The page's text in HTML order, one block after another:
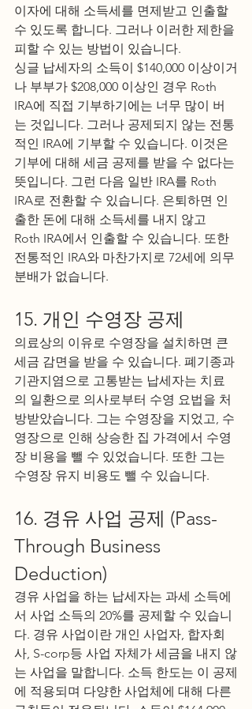
이자에 대해 소득세를 면제받고 인출할
수 있도록 합니다. 그러나 이러한 제한을
피할 수 있는 방법이 있습니다.
싱글 납세자의 소득이 $140,000 이상이거
나 부부가 $208,000 이상인 경우 Roth
IRA에 직접 기부하기에는 너무 많이 버
는 것입니다. 그러나 공제되지 않는 전통
적인 IRA에 기부할 수 있습니다. 이것은
기부에 대해 세금 공제를 받을 수 없다는
뜻입니다. 그런 다음 일반 IRA를 Roth
IRA로 전환할 수 있습니다. 은퇴하면 인
출한 돈에 대해 소득세를 내지 않고
Roth IRA에서 인출할 수 있습니다. 또한
전통적인 IRA와 마찬가지로 72세에 의무
분배가 없습니다.
15. 개인 수영장 공제
의료상의 이유로 수영장을 설치하면 큰
세금 감면을 받을 수 있습니다. 폐기종과
기관지염으로 고통받는 납세자는 치료
의 일환으로 의사로부터 수영 요법을 처
방받았습니다. 그는 수영장을 지었고, 수
영장으로 인해 상승한 집 가격에서 수영
장 비용을 뺄 수 있었습니다. 또한 그는
수영장 유지 비용도 뺄 수 있습니다.
16. 경유 사업 공제 (Pass-
Through Business
Deduction)
경유 사업을 하는 납세자는 과세 소득에
서 사업 소득의 20%를 공제할 수 있습니
다. 경유 사업이란 개인 사업자, 합자회
사, S-corp등 사업 자체가 세금을 내지 않
는 사업을 말합니다. 소득 한도는 이 공제
에 적용되며 다양한 사업체에 대해 다른